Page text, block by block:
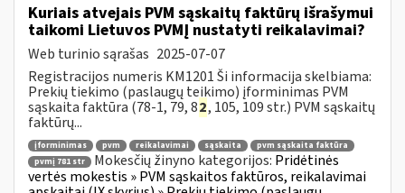
Kuriais atvejais PVM sąskaitų faktūrų išrašymui
taikomi Lietuvos PVMĮ nustatyti reikalavimai?
Web turinio sąrašas 2025-07-07
Registracijos numeris KM1201 Ši informacija skelbiama:
Prekių tiekimo (paslaugų teikimo) įforminimas PVM
sąskaita faktūra (78-1, 79, 82, 105, 109 str.) PVM sąskaitų
faktūrų...
įforminimas pvm reikalavimai sąskaita
pvm sąskaita faktūra
pvmį 781 str
Mokesčių žinyno kategorijos: Pridėtinės
vertės mokestis » PVM sąskaitos faktūros, reikalavimai